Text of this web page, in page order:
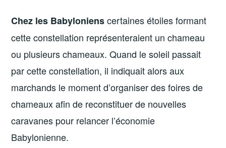
Chez les Babylonienscertaines étoiles formant
cette constellation représenteraient un chameau
ou plusieurs chameaux. Quand le soleil passait
par cette constellation, il indiquait alors aux
marchands le moment d’organiser des foires de
chameaux afin de reconstituer de nouvelles
caravanes pour relancer l’économie
Babylonienne.